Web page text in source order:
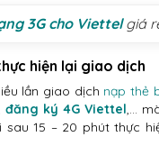
3G cho Viettel giá
hiện lại giao dịch
lần giao dịch nạp thẻ
đăng ký 4G Viettel,…
15 – 20 phút thực